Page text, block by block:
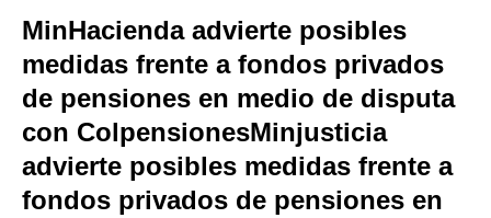
MinHacienda advierte posibles
medidas frente a fondos privados
de pensiones en medio de disputa
con ColpensionesMinjusticia
advierte posibles medidas frente a
fondos privados de pensiones en